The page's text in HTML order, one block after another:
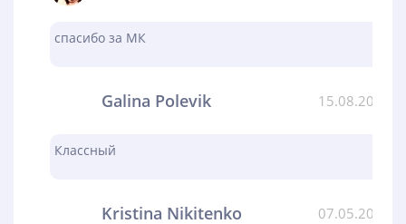
спасибо за МК
Galina Polevik 15.08.2024
Классный
Kristina Nikitenko 07.05.2024